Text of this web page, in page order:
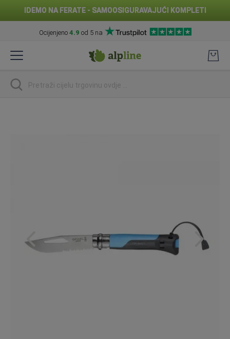
IDEMO NA FERATE - SAMOOSIGURAVAJUĆI KOMPLETI
Ocijenjeno 4.9 od 5 na
na
traži